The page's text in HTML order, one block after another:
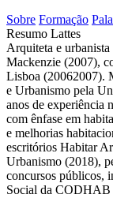
Sobre Formação
Resumo Lattes
Arquiteta e
Mackenzie (2007),
Lisboa (20062007).
e Urbanismo pela
anos de experiência
com ênfase em
e melhorias
escritórios Habitar
Urbanismo (2018),
concursos públicos,
Social da CODHAB